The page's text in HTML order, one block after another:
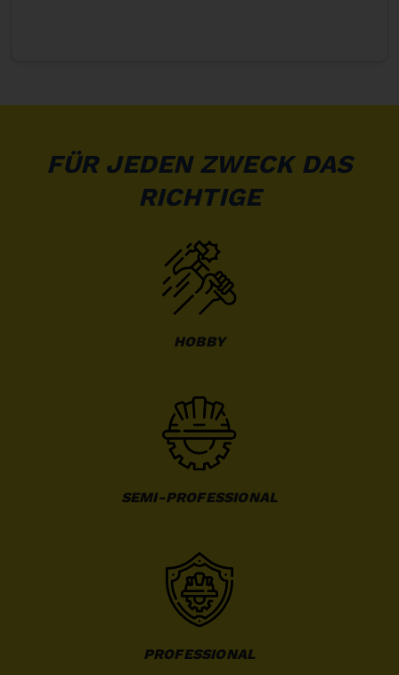
FÜR JEDEN ZWECK DAS
RICHTIGE
HOBBY
SEMI-PROFESSIONAL
PROFESSIONAL